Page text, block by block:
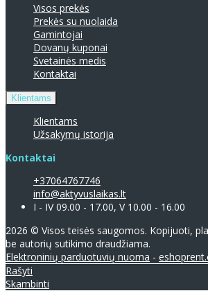
Visos prekės
Prekės su nuolaida
Gamintojai
Dovanų kuponai
Svetainės medis
Kontaktai
Klientams
Klientams
Užsakymų istorija
Kontaktai
+37064767746
info@aktyvuslaikas.lt
I - IV 09.00 - 17.00, V 10.00 - 16.00
2026 © Visos teisės saugomos. Kopijuoti,
be autorių sutikimo draudžiama.
Elektroninių parduotuvių nuoma -
Rašyti
Skambinti